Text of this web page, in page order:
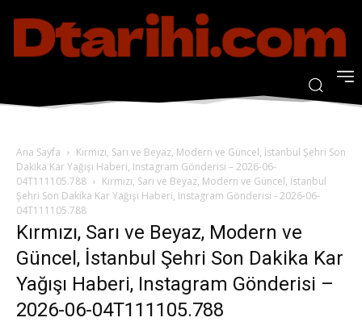
Ana Sayfa
Kırmızı, Sarı ve Beyaz, Modern ve Güncel, İstanbul Şehri Son
Dakika Kar Yağışı Haberi, Instagram Gönderisi – 2026-06-
04T111105.788
Kırmızı, Sarı ve Beyaz, Modern ve Güncel, İstanbul
Şehri Son Dakika Kar Yağışı Haberi, Instagram Gönderisi - 2026-06-
04T111105.788
Kırmızı, Sarı ve Beyaz, Modern ve
Güncel, İstanbul Şehri Son Dakika Kar
Yağışı Haberi, Instagram Gönderisi –
2026-06-04T111105.788